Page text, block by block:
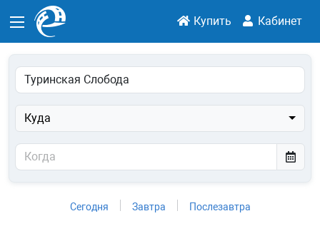
Купить Кабинет
Куда
Сегодня Завтра Послезавтра